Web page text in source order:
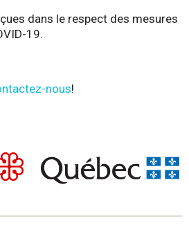
dans le respect des mesures
19.
nous!